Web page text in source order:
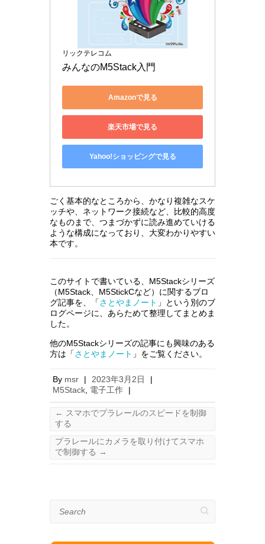
リックテレコム
みんなのM5Stack入門
Amazonで見る
楽天市場で見る
Yahoo!ショッピングで見る
ごく基本的なところから、かなり複雑なスケ
ッチや、ネットワーク接続など、比較的高度
なものまで、つまづかずに読み進めていける
ような構成になっており、大変わかりやすい
本です。
このサイトで書いている、M5Stackシリーズ
（M5Stack、M5StickCなど）に関するブロ
グ記事を、「さとやまノート 」という別のブ
ログページに、あらためて整理してまとめま
した。
他のM5Stackシリーズの記事にも興味のある
方は「さとやまノート 」をご覧ください。
By msr | 2023年3月2日
|
M5Stack 電子工作 |
← スマホでプラレールのスピードを制御
する
プラレールにカメラを取り付けてスマホ
で制御する →